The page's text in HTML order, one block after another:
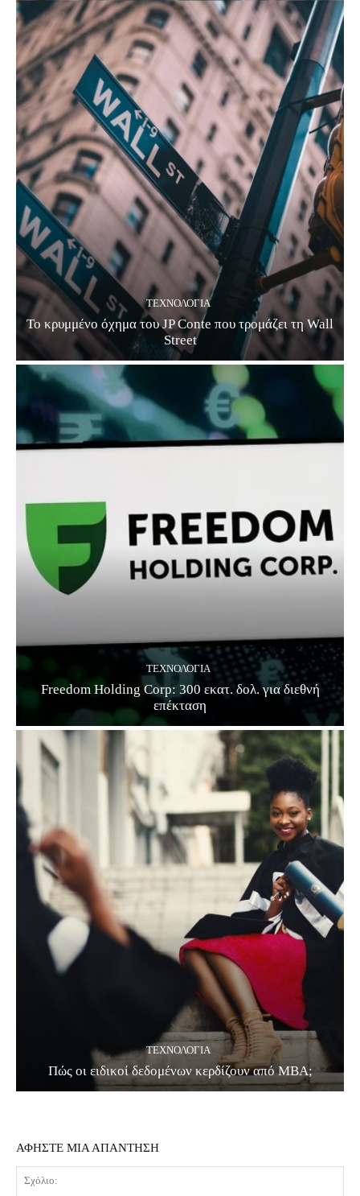
ΤΕΧΝΟΛΟΓΊΑ
Το κρυμμένο όχημα του JP Conte που τρομάζει τη Wall
Street
ΤΕΧΝΟΛΟΓΊΑ
Freedom Holding Corp: 300 εκατ. δολ. για διεθνή
επέκταση
ΤΕΧΝΟΛΟΓΊΑ
Πώς οι ειδικοί δεδομένων κερδίζουν από MBA;
ΑΦΗΣΤΕ ΜΙΑ ΑΠΑΝΤΗΣΗ